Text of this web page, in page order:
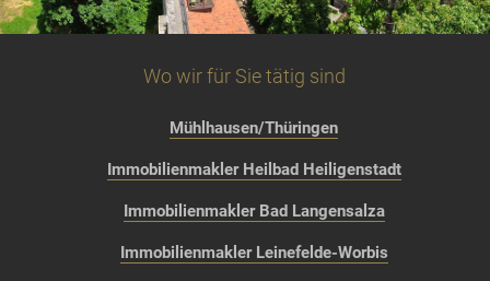
Wo wir für Sie tätig sind
Mühlhausen/Thüringen
Immobilienmakler Heilbad Heiligenstadt
Immobilienmakler Bad Langensalza
Immobilienmakler Leinefelde-Worbis